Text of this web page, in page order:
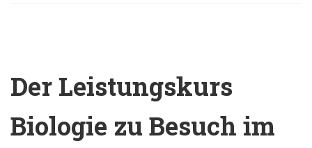
Der Leistungskurs
Biologie zu Besuch im